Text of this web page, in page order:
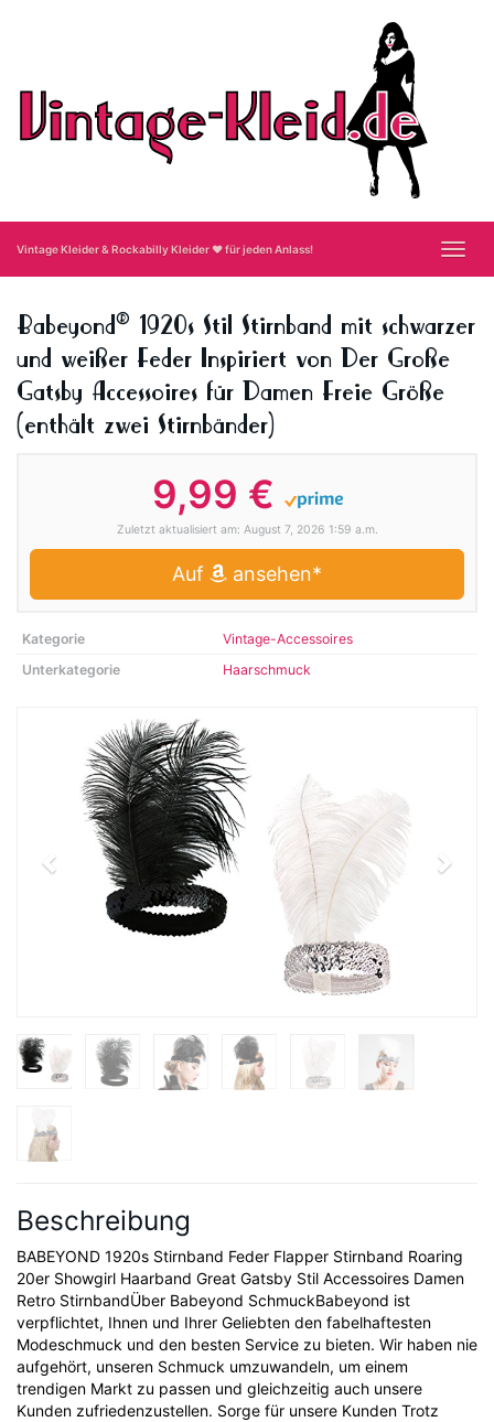
Vintage Kleider & Rockabilly Kleider ❤ für jeden Anlass!
Babeyond® 1920s Stil Stirnband mit schwarzer
und weißer Feder Inspiriert von Der Große
Gatsby Accessoires für Damen Freie Größe
(enthält zwei Stirnbänder)
9,99 €
Zuletzt aktualisiert am: August 7, 2026 1:59 a.m.
Auf ansehen*
Kategorie
Vintage-Accessoires
Unterkategorie
Haarschmuck
Beschreibung
BABEYOND 1920s Stirnband Feder Flapper Stirnband Roaring
20er Showgirl Haarband Great Gatsby Stil Accessoires Damen
Retro StirnbandÜber Babeyond SchmuckBabeyond ist
verpflichtet, Ihnen und Ihrer Geliebten den fabelhaftesten
Modeschmuck und den besten Service zu bieten. Wir haben nie
aufgehört, unseren Schmuck umzuwandeln, um einem
trendigen Markt zu passen und gleichzeitig auch unsere
Kunden zufriedenzustellen. Sorge für unsere Kunden Trotz